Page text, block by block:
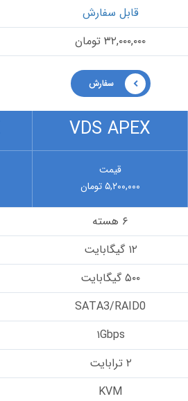
قابل سفارش
۳۲,۰۰۰,۰۰۰ تومان
سفارش
VDS APEX
قیمت
۵,۲۰۰,۰۰۰ تومان
۵۰۰ گیگابایت
SATA3/RAID0
۱Gbps
KVM